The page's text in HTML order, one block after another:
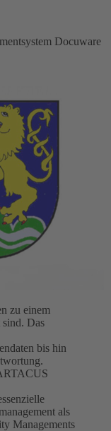
Docuware
zu einem
Das
bis hin
als
Managements